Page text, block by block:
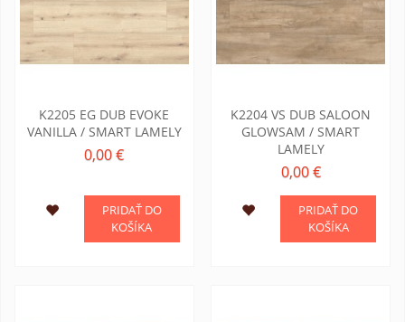
K2205 EG DUB EVOKE
VANILLA / SMART LAMELY
0,00 €
PRIDAŤ DO
KOŠÍKA
K2204 VS DUB SALOON
GLOWSAM / SMART
LAMELY
0,00 €
PRIDAŤ DO
KOŠÍKA